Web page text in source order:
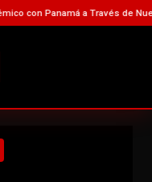
Panamá a Través de Nuevas